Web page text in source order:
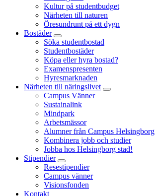
Kultur på studentbudget
Närheten till naturen
Öresundrunt på ett dygn
Bostäder
Söka studentbostad
Studentbostäder
Köpa eller hyra bostad?
Examenspresenten
Hyresmarknaden
Närheten till näringslivet
Campus Vänner
Sustainalink
Mindpark
Arbetsmässor
Alumner från Campus Helsingborg
Kombinera jobb och studier
Jobba hos Helsingborg stad!
Stipendier
Resestipendier
Campus vänner
Visionsfonden
Kontakt